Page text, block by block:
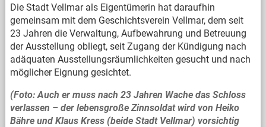
Die Stadt Vellmar als Eigentümerin hat daraufhin
gemeinsam mit dem Geschichtsverein Vellmar, dem seit
23 Jahren die Verwaltung, Aufbewahrung und Betreuung
der Ausstellung obliegt, seit Zugang der Kündigung nach
adäquaten Ausstellungsräumlichkeiten gesucht und nach
möglicher Eignung gesichtet.
(Foto: Auch er muss nach 23 Jahren Wache das Schloss
verlassen – der lebensgroße Zinnsoldat wird von Heiko
Bähre und Klaus Kress (beide Stadt Vellmar) vorsichtig